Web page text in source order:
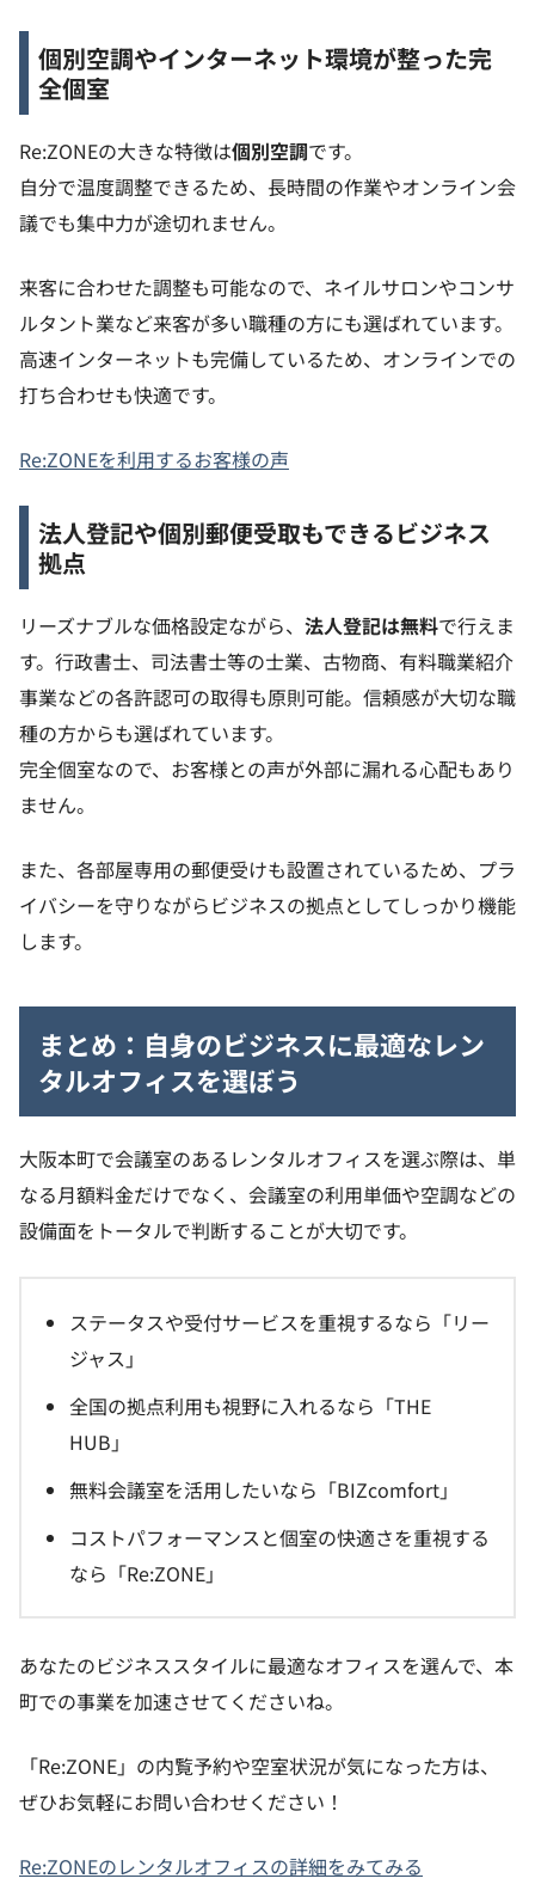
個別空調やインターネット環境が整った完
全個室
Re:ZONEの大きな特徴は個別空調です。
自分で温度調整できるため、長時間の作業やオンライン会
議でも集中力が途切れません。
来客に合わせた調整も可能なので、ネイルサロンやコンサ
ルタント業など来客が多い職種の方にも選ばれています。
高速インターネットも完備しているため、オンラインでの
打ち合わせも快適です。
Re:ZONEを利用するお客様の声
法人登記や個別郵便受取もできるビジネス
拠点
リーズナブルな価格設定ながら、 法人登記は無料で行えま
す。行政書士、司法書士等の士業、古物商、有料職業紹介
事業などの各許認可の取得も原則可能。信頼感が大切な職
種の方からも選ばれています。
完全個室なので、お客様との声が外部に漏れる心配もあり
ません。
また、各部屋専用の郵便受けも設置されているため、プラ
イバシーを守りながらビジネスの拠点としてしっかり機能
します。
まとめ：自身のビジネスに最適なレン
タルオフィスを選ぼう
大阪本町で会議室のあるレンタルオフィスを選ぶ際は、単
なる月額料金だけでなく、会議室の利用単価や空調などの
設備面をトータルで判断することが大切です。
ステータスや受付サービスを重視するなら「リー
ジャス」
全国の拠点利用も視野に入れるなら「THE
HUB」
無料会議室を活用したいなら「BIZcomfort」
コストパフォーマンスと個室の快適さを重視する
なら「Re:ZONE」
あなたのビジネススタイルに最適なオフィスを選んで、本
町での事業を加速させてくださいね。
「Re:ZONE」の内覧予約や空室状況が気になった方は、
ぜひお気軽にお問い合わせください！
Re:ZONEのレンタルオフィスの詳細をみてみる